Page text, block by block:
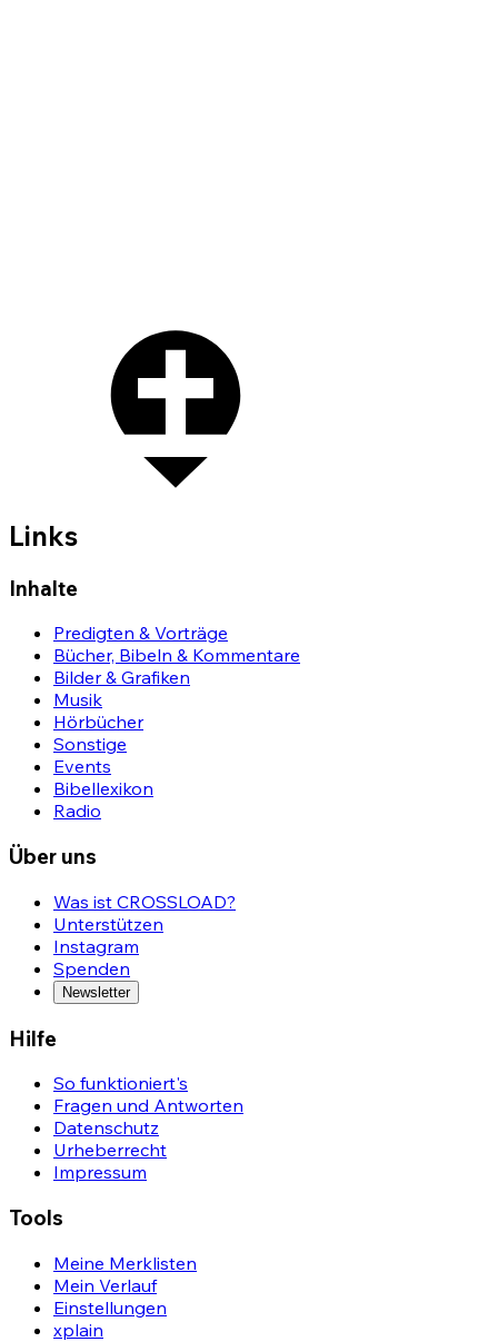
Links
Inhalte
Predigten & Vorträge
Bücher, Bibeln & Kommentare
Bilder & Grafiken
Musik
Hörbücher
Sonstige
Events
Bibellexikon
Radio
Über uns
Was ist CROSSLOAD?
Unterstützen
Instagram
Spenden
Newsletter
Hilfe
So funktioniert's
Fragen und Antworten
Datenschutz
Urheberrecht
Impressum
Tools
Meine Merklisten
Mein Verlauf
Einstellungen
xplain